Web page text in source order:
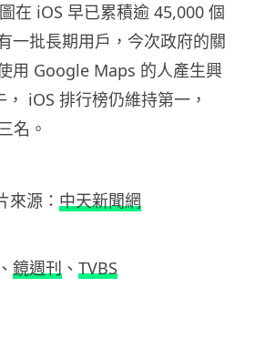
在 iOS 早已累積逾 45,000 個
一批長期用戶，今次政府的關
用 Google Maps 的人產生興
iOS 排行榜仍維持第一，
名。
源： 中天新聞網
、 鏡週刊 、 TVBS